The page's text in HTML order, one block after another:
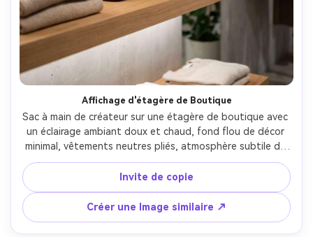
Affichage d'étagère de Boutique
Sac à main de créateur sur une étagère de boutique avec
un éclairage ambiant doux et chaud, fond flou de décor
minimal, vêtements neutres pliés, atmosphère subtile de
marque, prise en vue sur Leica SL2, 50mm, f/2,
environnement de vente au détail réaliste, classement de
couleurs premium, photographie de produits de style de
vie commercial-AR 4:5
Invite de copie
Créer une Image similaire ↗
Créez des images IA
à l’infini. 100 %
gratuit!
Créer Gratuitement →